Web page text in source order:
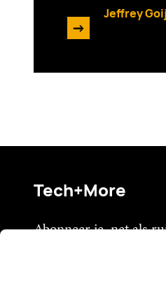
->
Jeffrey
Tech+More
Abonneer je, net als